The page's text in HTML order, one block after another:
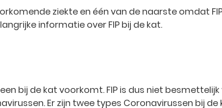
ziekte en één van de naarste omdat
informatie over FIP bij de kat.
bij de kat voorkomt. FIP is dus niet
Er zijn twee types Coronavirussen bij de